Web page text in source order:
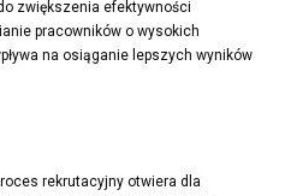
zwiększenia efektywności
pracowników o wysokich
na osiąganie lepszych wyników
rekrutacyjny otwiera dla